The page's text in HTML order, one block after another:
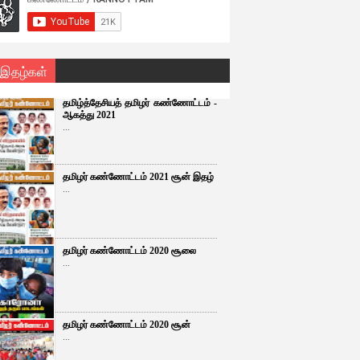
இதழ்கள்
தமிழ்த்தேசியத் தமிழர் கண்ணோட்டம் -
ஆகத்து 2021
...
தமிழர் கண்ணோட்டம் 2021 சூன் இதழ்
...
தமிழர் கண்ணோட்டம் 2020 சூலை
...
தமிழர் கண்ணோட்டம் 2020 சூன்
...